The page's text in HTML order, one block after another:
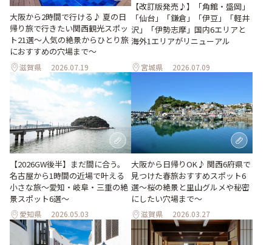
大阪から2時間で行ける♪ 夏の日
帰り旅で行きたい関西観光スポッ
ト21選～人気の絶景からひとり旅
におすすめの穴場まで～
滋賀県 2026.07.19
【改訂版発売♪】「角館・盛岡」
「仙台」「鎌倉」「伊豆」「軽井
沢」「伊勢志摩」国内6エリアと
海外1エリアがリニューアル
宮城県 2026.07.09
【2026GW後半】まだ間に合う。
名古屋から1時間の近場で叶える
小さな旅～愛知・岐阜・三重の絶
景スポット6選～
愛知県 2026.05.03
大阪から日帰りOK♪ 関西6府県で
見つけた春旅おすすめスポット6
選～桜の絶景と里山グルメや秘密
にしたい穴場まで～
滋賀県 2026.03.27